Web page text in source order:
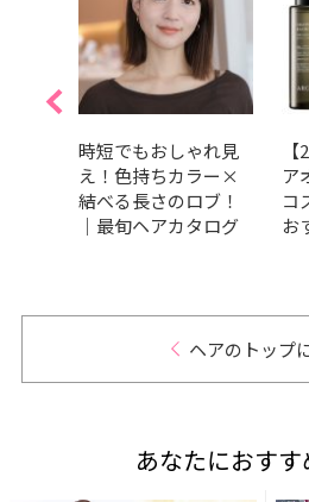
時短でもおしゃれ見
え！色持ちカラー×
結べる長さのロブ！
｜最旬ヘアカタログ
ア
コ
お
ヘアのトップ
あなたにおす